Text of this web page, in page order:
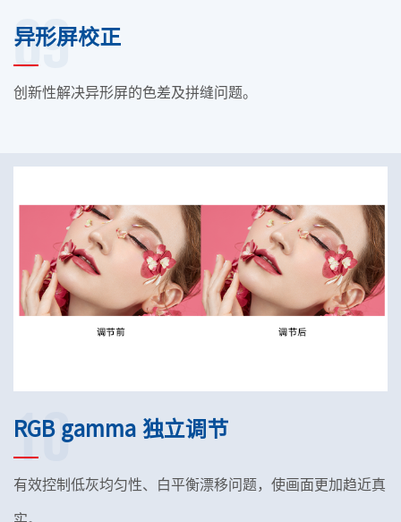
异形屏校正
09
创新性解决异形屏的色差及拼缝问题。
RGB gamma 独立调节
10
有效控制低灰均匀性、白平衡漂移问题，使画面更加趋近真